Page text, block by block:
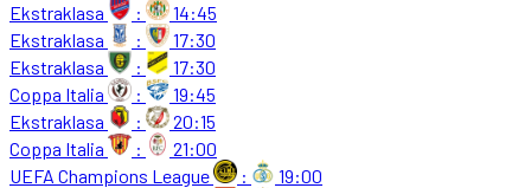
Ekstraklasa
:
14:45
Ekstraklasa
:
17:30
Ekstraklasa
:
17:30
Coppa Italia
:
19:45
Ekstraklasa
:
20:15
Coppa Italia
:
21:00
UEFA Champions League
:
19:00